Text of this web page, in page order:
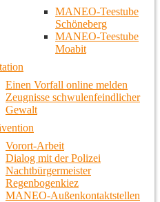
MANEO-Teestube
Schöneberg
MANEO-Teestube
Moabit
Einen Vorfall online melden
Zeugnisse schwulenfeindlicher
Gewalt
Vorort-Arbeit
Dialog mit der Polizei
Nachtbürgermeister
Regenbogenkiez
MANEO-Außenkontaktstellen